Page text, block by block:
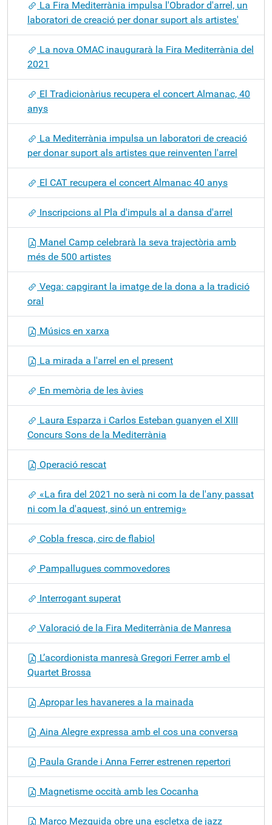
La Fira Mediterrània impulsa l'Obrador d'arrel, un
laboratori de creació per donar suport als artistes'
La nova OMAC inaugurarà la Fira Mediterrània del
2021
El Tradicionàrius recupera el concert Almanac, 40
anys
La Mediterrània impulsa un laboratori de creació
per donar suport als artistes que reinventen l'arrel
El CAT recupera el concert Almanac 40 anys
Inscripcions al Pla d'impuls al a dansa d'arrel
Manel Camp celebrarà la seva trajectòria amb
més de 500 artistes
Vega: capgirant la imatge de la dona a la tradició
oral
Músics en xarxa
La mirada a l'arrel en el present
En memòria de les àvies
Laura Esparza i Carlos Esteban guanyen el XIII
Concurs Sons de la Mediterrània
Operació rescat
«La fira del 2021 no serà ni com la de l'any passat
ni com la d'aquest, sinó un entremig»
Cobla fresca, circ de flabiol
Pampallugues commovedores
Interrogant superat
Valoració de la Fira Mediterrània de Manresa
L’acordionista manresà Gregori Ferrer amb el
Quartet Brossa
Apropar les havaneres a la mainada
Aina Alegre expressa amb el cos una conversa
Paula Grande i Anna Ferrer estrenen repertori
Magnetisme occità amb les Cocanha
Marco Mezquida obre una escletxa de jazz